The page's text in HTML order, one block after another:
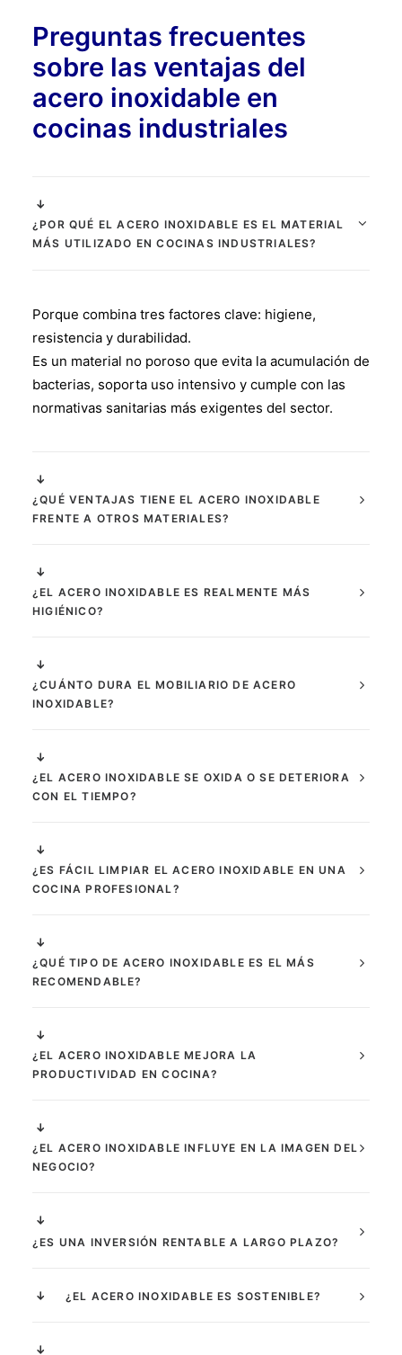
Preguntas frecuentes
sobre las ventajas del
acero inoxidable en
cocinas industriales
¿POR QUÉ EL ACERO INOXIDABLE ES EL MATERIAL
MÁS UTILIZADO EN COCINAS INDUSTRIALES?
Porque combina tres factores clave: higiene,
resistencia y durabilidad.
Es un material no poroso que evita la acumulación de
bacterias, soporta uso intensivo y cumple con las
normativas sanitarias más exigentes del sector.
¿QUÉ VENTAJAS TIENE EL ACERO INOXIDABLE
FRENTE A OTROS MATERIALES?
¿EL ACERO INOXIDABLE ES REALMENTE MÁS
HIGIÉNICO?
¿CUÁNTO DURA EL MOBILIARIO DE ACERO
INOXIDABLE?
¿EL ACERO INOXIDABLE SE OXIDA O SE DETERIORA
CON EL TIEMPO?
¿ES FÁCIL LIMPIAR EL ACERO INOXIDABLE EN UNA
COCINA PROFESIONAL?
¿QUÉ TIPO DE ACERO INOXIDABLE ES EL MÁS
RECOMENDABLE?
¿EL ACERO INOXIDABLE MEJORA LA
PRODUCTIVIDAD EN COCINA?
¿EL ACERO INOXIDABLE INFLUYE EN LA IMAGEN DEL
NEGOCIO?
¿ES UNA INVERSIÓN RENTABLE A LARGO PLAZO?
¿EL ACERO INOXIDABLE ES SOSTENIBLE?